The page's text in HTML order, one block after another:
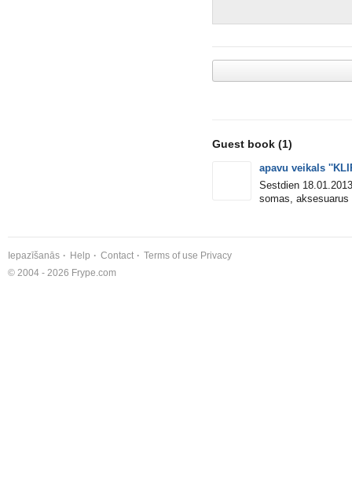
Guest book (1)
apavu veikals
Sestdien
somas, aksesuarus
Iepazīšanās Help Contact Terms of use Privacy
© 2004 - 2026 Frype.com